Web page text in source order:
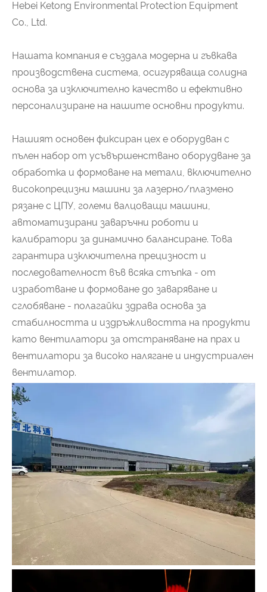
Hebei Ketong Environmental Protection Equipment
Co., Ltd.
Нашата компания е създала модерна и гъвкава
производствена система, осигуряваща солидна
основа за изключително качество и ефективно
персонализиране на нашите основни продукти.
Нашият основен фиксиран цех е оборудван с
пълен набор от усъвършенствано оборудване за
обработка и формоване на метали, включително
високопрецизни машини за лазерно/плазмено
рязане с ЦПУ, големи валцоващи машини,
автоматизирани заваръчни роботи и
калибратори за динамично балансиране. Това
гарантира изключителна прецизност и
последователност във всяка стъпка - от
изработване и формоване до заваряване и
сглобяване - полагайки здрава основа за
стабилността и издръжливостта на продукти
като вентилатори за отстраняване на прах и
вентилатори за високо налягане и индустриален
вентилатор.